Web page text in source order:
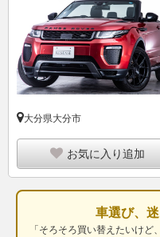
大分県大分市
お気に入り追加
車選び、
「そろそろ買い替えたいけ